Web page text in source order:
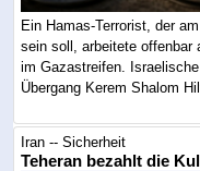
Ein Hamas-Terrorist, der
sein soll, arbeitete offenbar
im Gazastreifen.
Übergang Kerem Shalom
Iran -- Sicherheit
Teheran bezahlt die